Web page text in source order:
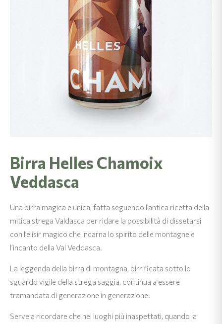
Birra Helles Chamoix
Veddasca
Una birra magica e unica, fatta seguendo l’antica ricetta della
mitica strega Valdasca per ridare la possibilità di dissetarsi
con l’elisir magico che incarna lo spirito delle montagne e
l’incanto della Val Veddasca.
La leggenda della birra di montagna, birrificata sotto lo
sguardo vigile della strega saggia, continua a essere
tramandata di generazione in generazione.
Serve a ricordare che nei luoghi più inaspettati, quando la